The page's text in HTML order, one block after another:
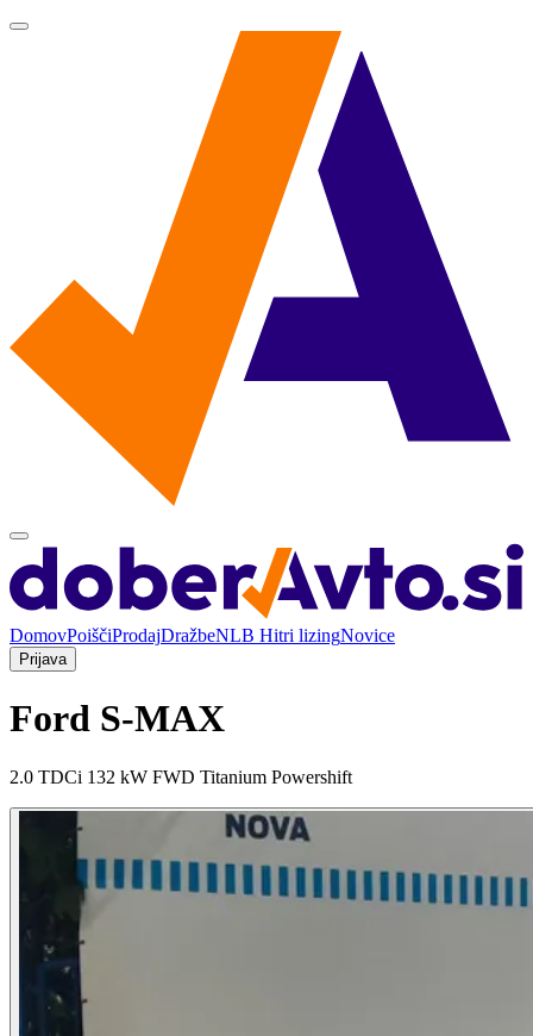
DomovPoiščiProdajDražbeNLB Hitri lizingNovice
Prijava
Ford S-MAX
2.0 TDCi 132 kW FWD Titanium Powershift